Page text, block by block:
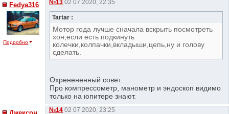
Fedya316
Подробно
№13 02 07 2020, 22:35
Tartar :
Мотор года лучше сначала вскрыть посмотреть
хон,если есть подкинуть
колечки,колпачки,вкладыши,цепь,ну и голову
сделать.
Охренененный совет.
Про компрессометр, манометр и эндоскоп видимо
только на юпитере знают.
№14 02 07 2020, 23:25